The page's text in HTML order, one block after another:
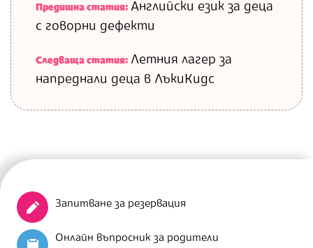
Предишна статия: Английски език за деца
с говорни дефекти
Следваща статия: Летния лагер за
напреднали деца в ЛъкиКидс
Запитване за резервация
Онлайн въпросник за родители